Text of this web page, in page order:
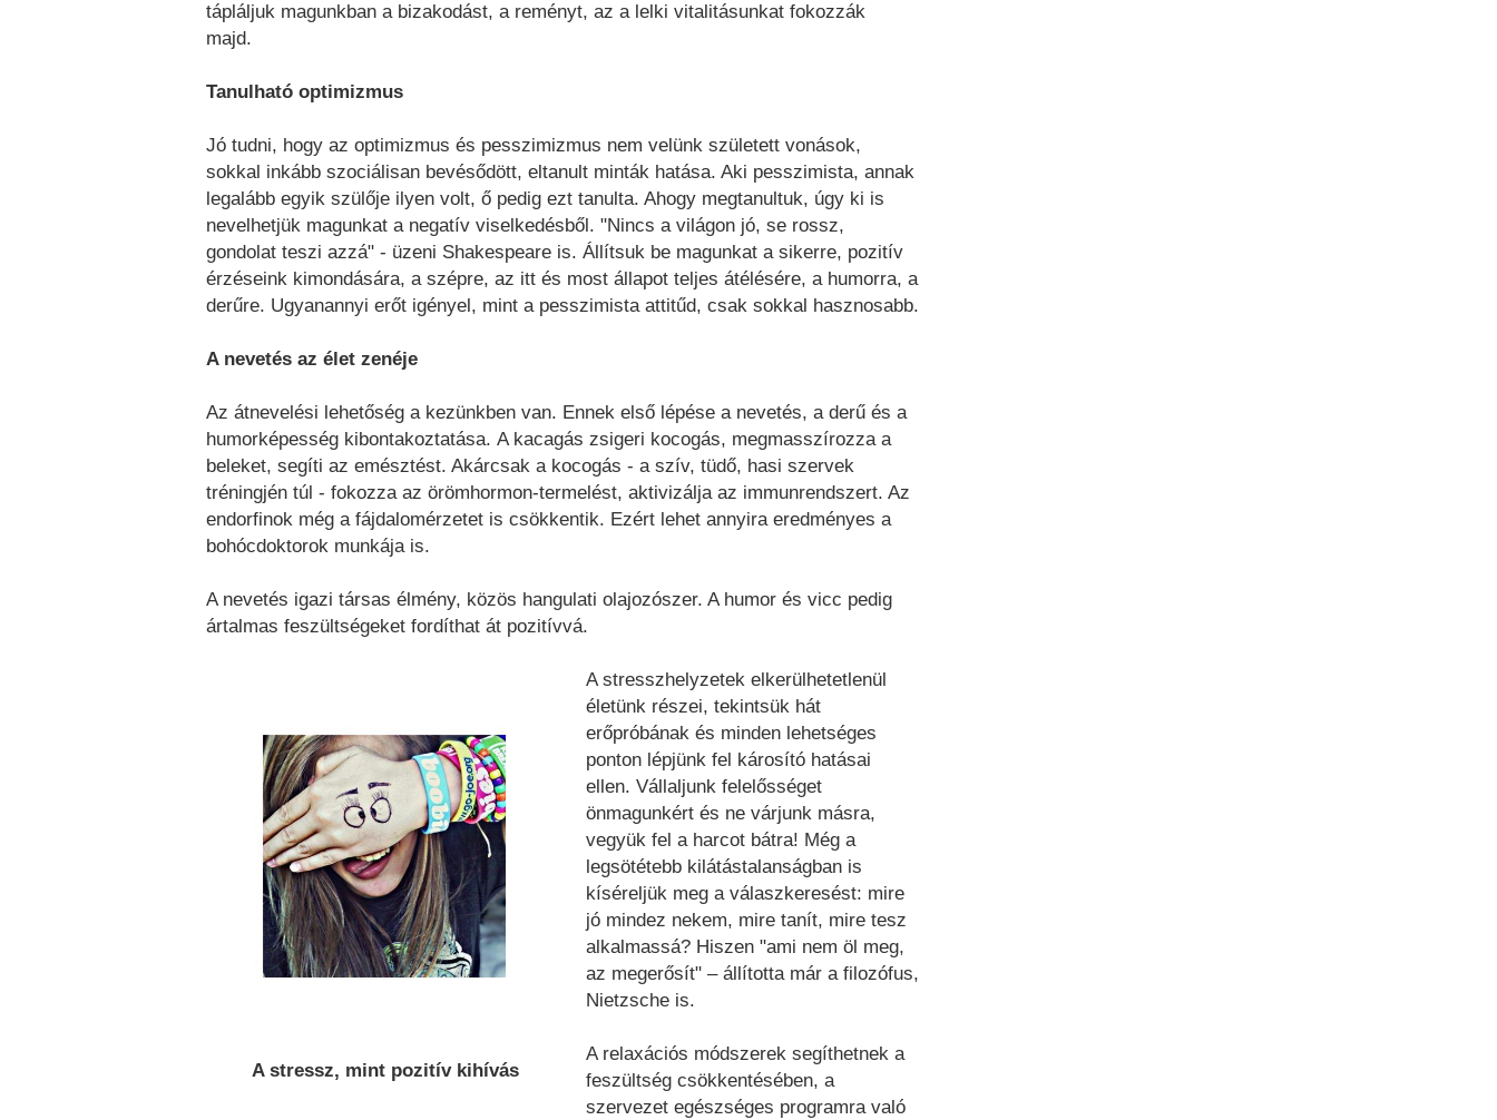
tápláljuk magunkban a bizakodást, a reményt, az a lelki vitalitásunkat fokozzák
majd.
Tanulható optimizmus
Jó tudni, hogy az optimizmus és pesszimizmus nem velünk született vonások,
sokkal inkább szociálisan bevésődött, eltanult minták hatása. Aki pesszimista, annak
legalább egyik szülője ilyen volt, ő pedig ezt tanulta. Ahogy megtanultuk, úgy ki is
nevelhetjük magunkat a negatív viselkedésből. "Nincs a világon jó, se rossz,
gondolat teszi azzá" - üzeni Shakespeare is. Állítsuk be magunkat a sikerre, pozitív
érzéseink kimondására, a szépre, az itt és most állapot teljes átélésére, a humorra, a
derűre. Ugyanannyi erőt igényel, mint a pesszimista attitűd, csak sokkal hasznosabb.
A nevetés az élet zenéje
Az átnevelési lehetőség a kezünkben van. Ennek első lépése a nevetés, a derű és a
humorképesség kibontakoztatása. A kacagás zsigeri kocogás, megmasszírozza a
beleket, segíti az emésztést. Akárcsak a kocogás - a szív, tüdő, hasi szervek
tréningjén túl - fokozza az örömhormon-termelést, aktivizálja az immunrendszert. Az
endorfinok még a fájdalomérzetet is csökkentik. Ezért lehet annyira eredményes a
bohócdoktorok munkája is.
A nevetés igazi társas élmény, közös hangulati olajozószer. A humor és vicc pedig
ártalmas feszültségeket fordíthat át pozitívvá.
A stressz, mint pozitív kihívás
A stresszhelyzetek elkerülhetetlenül
életünk részei, tekintsük hát
erőpróbának és minden lehetséges
ponton lépjünk fel károsító hatásai
ellen. Vállaljunk felelősséget
önmagunkért és ne várjunk másra,
vegyük fel a harcot bátra! Még a
legsötétebb kilátástalanságban is
kíséreljük meg a válaszkeresést: mire
jó mindez nekem, mire tanít, mire tesz
alkalmassá? Hiszen "ami nem öl meg,
az megerősít" – állította már a filozófus,
Nietzsche is.
A relaxációs módszerek segíthetnek a
feszültség csökkentésében, a
szervezet egészséges programra való